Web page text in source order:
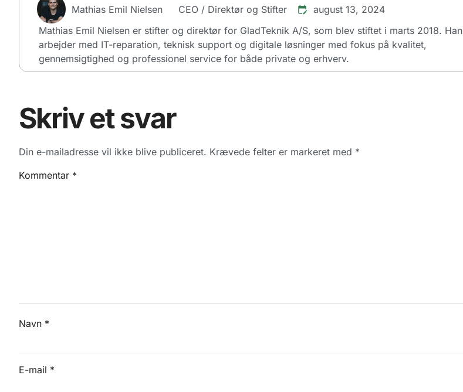
Mathias Emil Nielsen CEO / Direktør og Stifter
august 13, 2024
Mathias Emil Nielsen er stifter og direktør for GladTeknik A/S, som blev stiftet i marts 2018. Han
arbejder med IT-reparation, teknisk support og digitale løsninger med fokus på kvalitet,
gennemsigtighed og professionel service for både private og erhverv.
Skriv et svar
Din e-mailadresse vil ikke blive publiceret. Krævede felter er markeret med *
Kommentar *
Navn *
E-mail *